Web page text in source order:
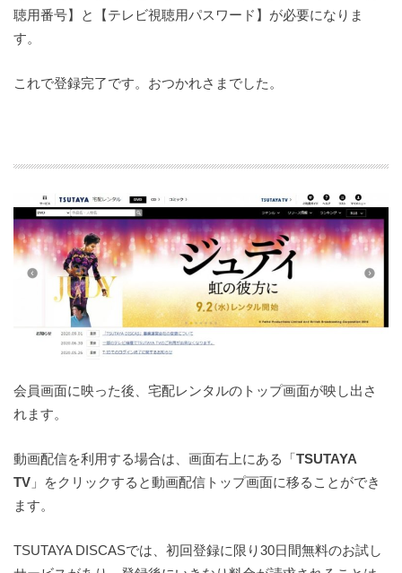
聴用番号】と【テレビ視聴用パスワード】が必要になりま
す。
これで登録完了です。おつかれさまでした。
会員画面に映った後、宅配レンタルのトップ画面が映し出さ
れます。
動画配信を利用する場合は、画面右上にある「TSUTAYA
TV 」をクリックすると動画配信トップ画面に移ることができ
ます。
TSUTAYA DISCASでは、初回登録に限り30日間無料のお試し